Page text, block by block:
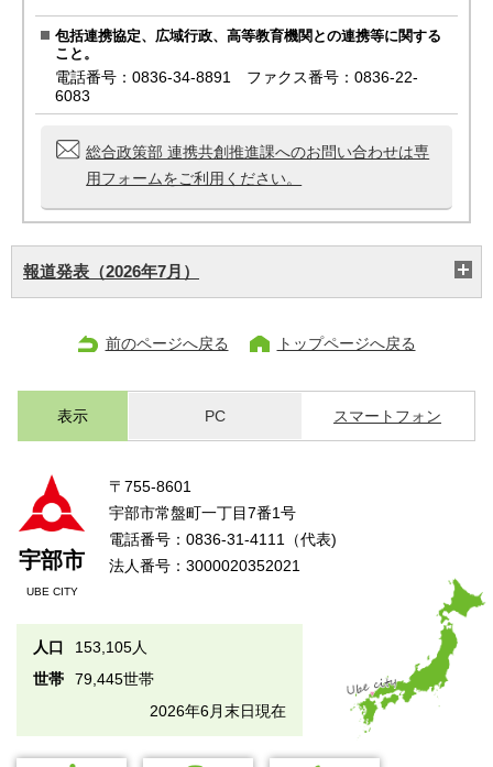
包括連携協定、広域行政、高等教育機関との連携等に関する
こと。
電話番号：0836-34-8891 ファクス番号：0836-22-
6083
総合政策部 連携共創推進課へのお問い合わせは専
用フォームをご利用ください。
報道発表（2026年7月）
前のページへ戻る トップページへ戻る
表示 PC スマートフォン
宇部市
UBE CITY
〒755-8601
宇部市常盤町一丁目7番1号
電話番号：0836-31-4111（代表)
法人番号：3000020352021
人口
153,105人
世帯
79,445世帯
2026年6月末日現在